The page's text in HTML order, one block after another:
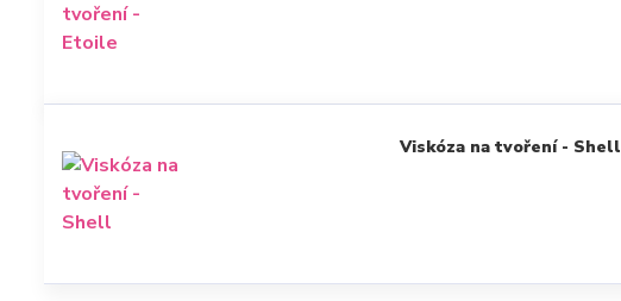
Viskóza na tvoření - Shell